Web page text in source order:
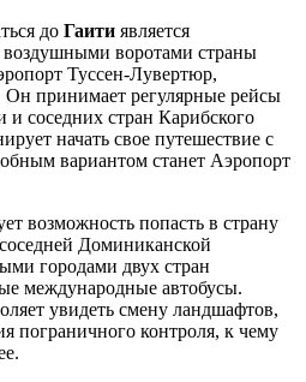
до Гаити является
воротами страны
Туссен-Лувертюр,
принимает регулярные рейсы
стран Карибского
начать свое путешествие с
вариантом станет Аэропорт
возможность попасть в страну
Доминиканской
городами двух стран
международные автобусы.
увидеть смену ландшафтов,
пограничного контроля, к чему